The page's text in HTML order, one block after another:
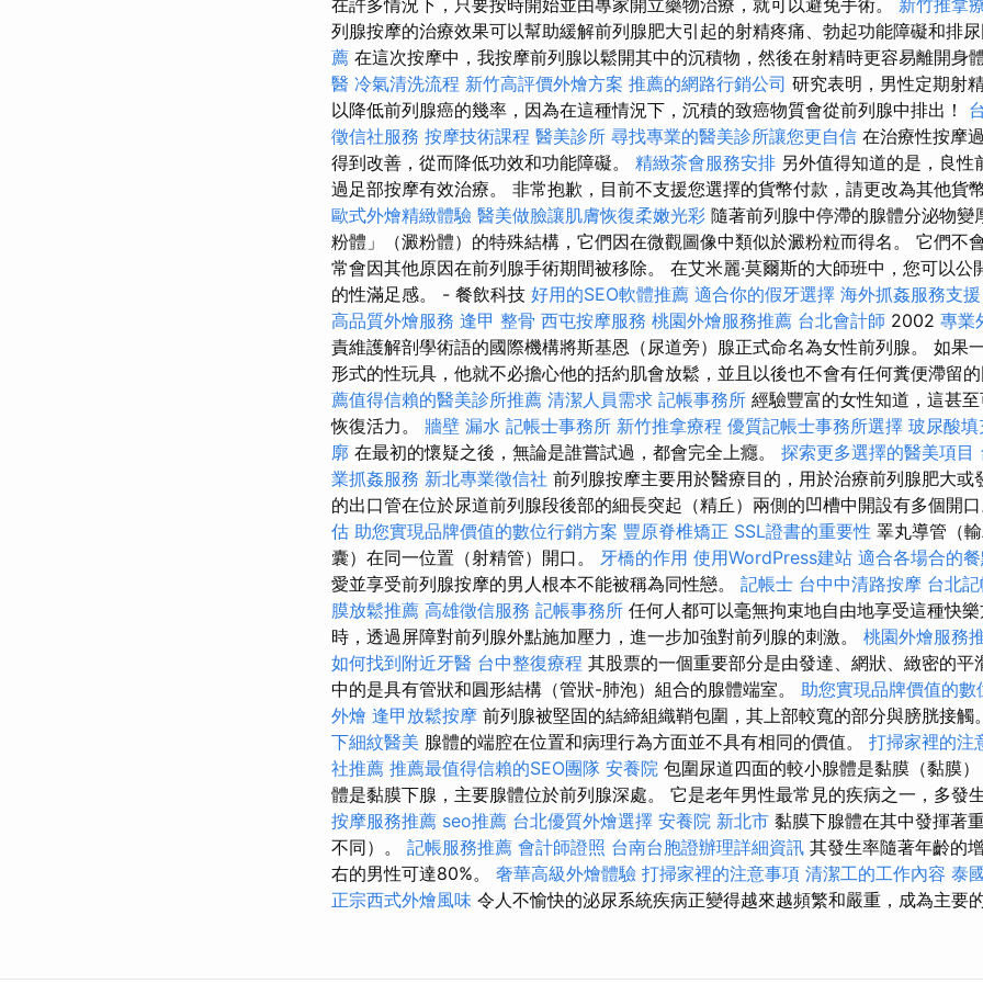
列腺按摩的治療效果可以幫助緩解前列腺肥大引起的射精疼痛、勃起功能障礙和排
薦 在這次按摩中，我按摩前列腺以鬆開其中的沉積物，然後在射精時更容易離開身
醫 冷氣清洗流程 新竹高評價外燴方案 推薦的網路行銷公司 研究表明，男性定期射
以降低前列腺癌的幾率，因為在這種情況下，沉積的致癌物質會從前列腺中排出！
徵信社服務 按摩技術課程 醫美診所 尋找專業的醫美診所讓您更自信 在治療性按摩
得到改善，從而降低功效和功能障礙。 精緻茶會服務安排 另外值得知道的是，良性
過足部按摩有效治療。 非常抱歉，目前不支援您選擇的貨幣付款，請更改為其他貨
歐式外燴精緻體驗 醫美做臉讓肌膚恢復柔嫩光彩 隨著前列腺中停滯的腺體分泌物變
粉體」（澱粉體）的特殊結構，它們因在微觀圖像中類似於澱粉粒而得名。 它們不
常會因其他原因在前列腺手術期間被移除。 在艾米麗·莫爾斯的大師班中，您可以公
的性滿足感。 - 餐飲科技 好用的SEO軟體推薦 適合你的假牙選擇 海外抓姦服務支援
高品質外燴服務 逢甲 整骨 西屯按摩服務 桃園外燴服務推薦 台北會計師 2002 專業
責維護解剖學術語的國際機構將斯基恩（尿道旁）腺正式命名為女性前列腺。 如果
形式的性玩具，他就不必擔心他的括約肌會放鬆，並且以後也不會有任何糞便滯留
薦值得信賴的醫美診所推薦 清潔人員需求 記帳事務所 經驗豐富的女性知道，這甚
恢復活力。 牆壁 漏水 記帳士事務所 新竹推拿療程 優質記帳士事務所選擇 玻尿酸
廓 在最初的懷疑之後，無論是誰嘗試過，都會完全上癮。 探索更多選擇的醫美項目
業抓姦服務 新北專業徵信社 前列腺按摩主要用於醫療目的，用於治療前列腺肥大或
的出口管在位於尿道前列腺段後部的細長突起（精丘）兩側的凹槽中開設有多個開
估 助您實現品牌價值的數位行銷方案 豐原脊椎矯正 SSL證書的重要性 睪丸導管（
囊）在同一位置（射精管）開口。 牙橋的作用 使用WordPress建站 適合各場合的
愛並享受前列腺按摩的男人根本不能被稱為同性戀。 記帳士 台中中清路按摩 台北
膜放鬆推薦 高雄徵信服務 記帳事務所 任何人都可以毫無拘束地自由地享受這種快
時，透過屏障對前列腺外點施加壓力，進一步加強對前列腺的刺激。 桃園外燴服務
如何找到附近牙醫 台中整復療程 其股票的一個重要部分是由發達、網狀、緻密的平
中的是具有管狀和圓形結構（管狀-肺泡）組合的腺體端室。 助您實現品牌價值的數
外燴 逢甲放鬆按摩 前列腺被堅固的結締組織鞘包圍，其上部較寬的部分與膀胱接
下細紋醫美 腺體的端腔在位置和病理行為方面並不具有相同的價值。 打掃家裡的注
社推薦 推薦最值得信賴的SEO團隊 安養院 包圍尿道四面的較小腺體是黏膜（黏膜
體是黏膜下腺，主要腺體位於前列腺深處。 它是老年男性最常見的疾病之一，多發
按摩服務推薦 seo推薦 台北優質外燴選擇 安養院 新北市 黏膜下腺體在其中發揮著
不同）。 記帳服務推薦 會計師證照 台南台胞證辦理詳細資訊 其發生率隨著年齡的
右的男性可達80%。 奢華高級外燴體驗 打掃家裡的注意事項 清潔工的工作內容 泰
正宗西式外燴風味 令人不愉快的泌尿系統疾病正變得越來越頻繁和嚴重，成為主要